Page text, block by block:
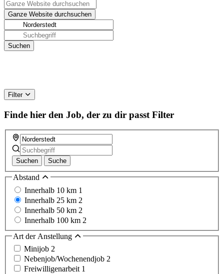
Filter
Finde hier den Job, der zu dir passt Filter
Suchen Suche
Abstand
Innerhalb 10 km 1
Innerhalb 25 km 2
Innerhalb 50 km 2
Innerhalb 100 km 2
Art der Anstellung
Minijob 2
Nebenjob/Wochenendjob 2
Freiwilligenarbeit 1